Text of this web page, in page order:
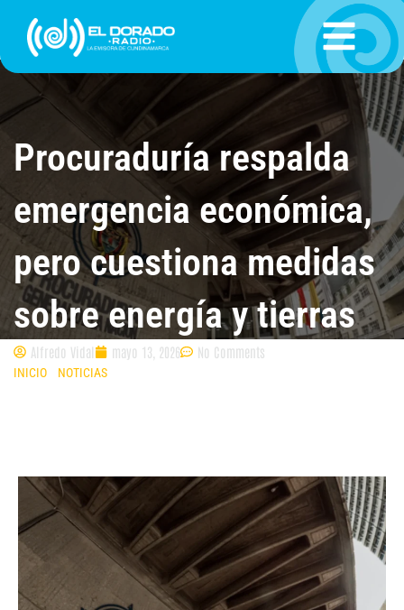
contenido
Procuraduría respalda
emergencia económica,
pero cuestiona medidas
sobre energía y tierras
Alfredo Vidal mayo 13, 2026 No Comments
INICIO NOTICIAS